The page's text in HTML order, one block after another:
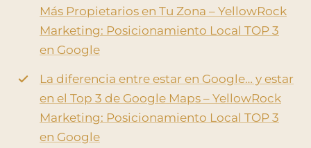
Más Propietarios en Tu Zona – YellowRock
Marketing: Posicionamiento Local TOP 3
en Google
La diferencia entre estar en Google… y estar
en el Top 3 de Google Maps – YellowRock
Marketing: Posicionamiento Local TOP 3
en Google